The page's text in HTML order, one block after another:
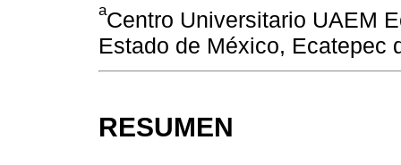
aCentro Universitario UAEM
Estado de México, Ecatepec
RESUMEN